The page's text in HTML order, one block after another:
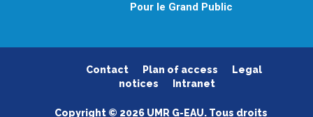
Pour le Grand Public
Contact Plan of access
Legal
notices
Intranet
Copyright © 2026 UMR G-EAU. Tous droits